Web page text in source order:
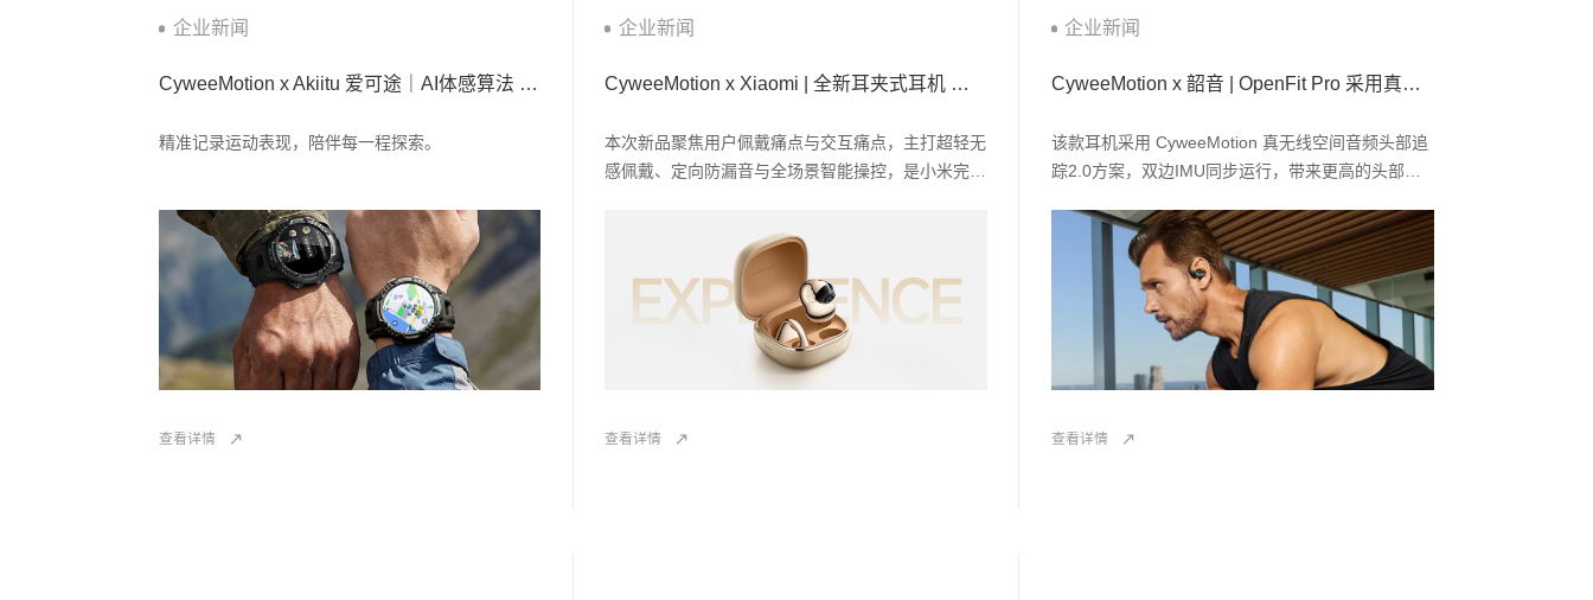
企业新闻
CyweeMotion x Akiitu 爱可途｜AI体感算法 共同开启智能探索新方式
精准记录运动表现，陪伴每一程探索。
查看详情
企业新闻
CyweeMotion x Xiaomi | 全新耳夹式耳机 带来交互新体验
本次新品聚焦用户佩戴痛点与交互痛点，主打超轻无
感佩戴、定向防漏音与全场景智能操控，是小米完善
CyweeMotion（咸兑科技）智能耳机解决方案——
敲击操控算法。
查看详情
企业新闻
CyweeMotion x 韶音 | OpenFit Pro 采用真无线空间音频头部追踪解决方案2.0
该款耳机采用 CyweeMotion 真无线空间音频头部追
踪2.0方案，双边IMU同步运行，带来更高的头部追
保证算法表现的同时，进一步降低了算法运行功耗，
帮助延长设备续航。
查看详情